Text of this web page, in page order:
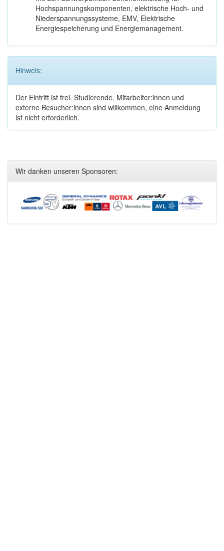
Hochspannungskomponenten, elektrische Hoch- und
Niederspannungssysteme, EMV, Elektrische
Energiespeicherung und Energiemanagement.
Hinweis:
Der Eintritt ist frei. Studierende, Mitarbeiter:innen und
externe Besucher:innen sind willkommen, eine Anmeldung
ist nicht erforderlich.
Wir danken unseren Sponsoren: